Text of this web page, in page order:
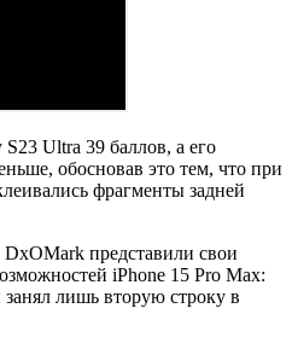
Ultra 39 баллов, а его
обосновав это тем, что при
фрагменты задней
представили свои
iPhone 15 Pro Max:
лишь вторую строку в